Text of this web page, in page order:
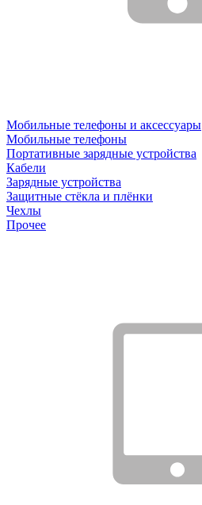
Мобильные телефоны и аксессуары
Мобильные телефоны
Портативные зарядные устройства
Кабели
Зарядные устройства
Защитные стёкла и плёнки
Чехлы
Прочее